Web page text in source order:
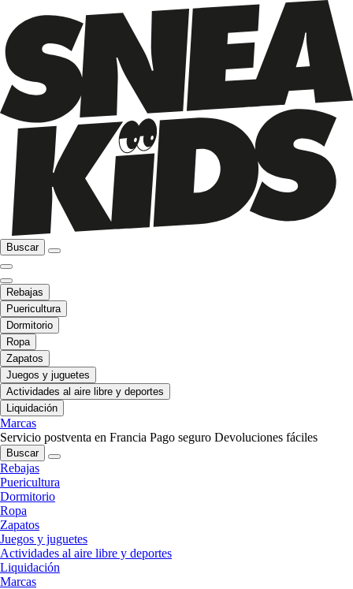
Buscar
Rebajas
Puericultura
Dormitorio
Ropa
Zapatos
Juegos y juguetes
Actividades al aire libre y deportes
Liquidación
Marcas
Servicio postventa en Francia Pago seguro Devoluciones fáciles
Buscar
Rebajas
Puericultura
Dormitorio
Ropa
Zapatos
Juegos y juguetes
Actividades al aire libre y deportes
Liquidación
Marcas